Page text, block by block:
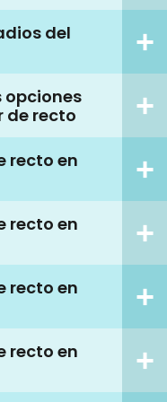
del
opciones
de recto
recto en
recto en
recto en
recto en